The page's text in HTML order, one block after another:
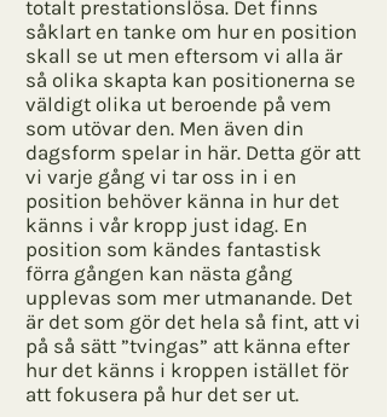
totalt prestationslösa. Det finns
såklart en tanke om hur en position
skall se ut men eftersom vi alla är
så olika skapta kan positionerna se
väldigt olika ut beroende på vem
som utövar den. Men även din
dagsform spelar in här. Detta gör att
vi varje gång vi tar oss in i en
position behöver känna in hur det
känns i vår kropp just idag. En
position som kändes fantastisk
förra gången kan nästa gång
upplevas som mer utmanande. Det
är det som gör det hela så fint, att vi
på så sätt ”tvingas” att känna efter
hur det känns i kroppen istället för
att fokusera på hur det ser ut.